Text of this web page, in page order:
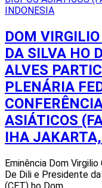
DOM
DA SILVA HO
ALVES
PLENÁRIA
ASIÁTICOS
IHA
Eminência Dom
De Dili e Presidente
(CET) ho Dom…